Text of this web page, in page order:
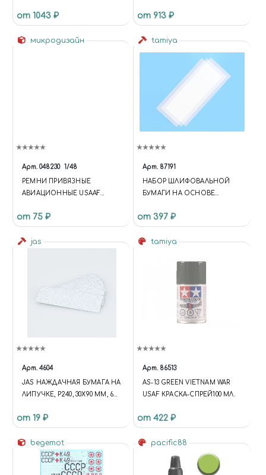
ЗАПАСНЫЕ ДЛЯ
АМЕРИКАНСКОГО ТАНКА M4
SHERMAN
от 1043 ₽ от 913 ₽
микродизайн
Арт. 048230 1/48
РЕМНИ ПРИВЯЗНЫЕ
АВИАЦИОННЫЕ USAAF
АВИАЦИЯ) WWII
от 75 ₽
tamiya
Арт. 87191
НАБОР ШЛИФОВАЛЬНОЙ
БУМАГИ НА ОСНОВЕ
ЗЕРНИСТОСТЬЮ 2000
от 397 ₽
jas
Арт. 4604
JAS НАЖДАЧНАЯ БУМАГА НА
ЛИПУЧКЕ, P240, 30X90 ММ, 6
от 19 ₽
tamiya
Арт. 86513
AS-13 GREEN VIETNAM WAR
USAF КРАСКА-СПРЕЙ100 МЛ.
от 422 ₽
begemot pacific88